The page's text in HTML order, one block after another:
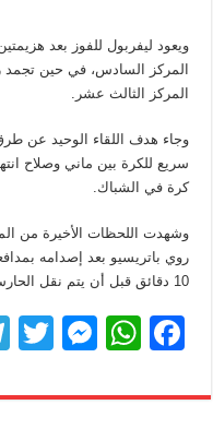
المركز الثالث عشر.
سريع للكرة بين ماني وصلاح
كرة في الشباك.
وشهدت اللحظات الأخيرة من
روي باتريسيو بعد إصدامه
10 دقائق قبل أن يتم نقل الحارس على محفة.
F
c
W
at
M
ss